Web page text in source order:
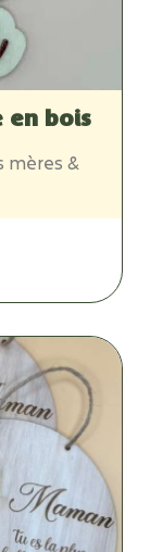
en bois
mères &